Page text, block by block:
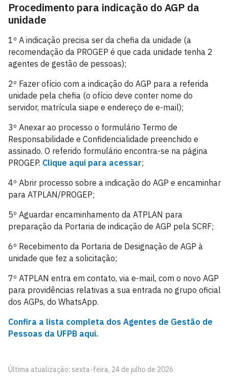
Procedimento para indicação do AGP da
unidade
1º A indicação precisa ser da chefia da unidade (a
recomendação da PROGEP é que cada unidade tenha 2
agentes de gestão de pessoas);
2º Fazer ofício com a indicação do AGP para a referida
unidade pela chefia (o ofício deve conter nome do
servidor, matrícula siape e endereço de e-mail);
3º Anexar ao processo o formulário Termo de
Responsabilidade e Confidencialidade preenchido e
assinado. O referido formulário encontra-se na página
PROGEP. Clique aqui para acessar;
4º Abrir processo sobre a indicação do AGP e encaminhar
para ATPLAN/PROGEP;
5º Aguardar encaminhamento da ATPLAN para
preparação da Portaria de indicação de AGP pela SCRF;
6º Recebimento da Portaria de Designação de AGP à
unidade que fez a solicitação;
7º ATPLAN entra em contato, via e-mail, com o novo AGP
para providências relativas a sua entrada no grupo oficial
dos AGPs, do WhatsApp.
Confira a lista completa dos Agentes de Gestão de
Pessoas da UFPB aqui.
Última atualização: sexta-feira, 24 de julho de 2026